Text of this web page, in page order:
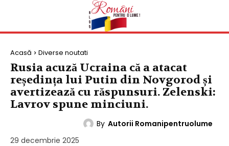
Acasă Diverse noutati
Rusia acuză Ucraina că a atacat
reședința lui Putin din Novgorod și
avertizează cu răspunsuri. Zelenski:
Lavrov spune minciuni.
By Autorii Romanipentruolume
29 decembrie 2025